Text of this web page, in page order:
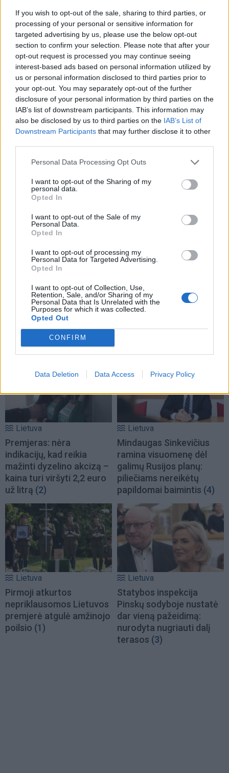
If you wish to opt-out of the sale, sharing to third parties, or
processing of your personal or sensitive information for
targeted advertising by us, please use the below opt-out
section to confirm your selection. Please note that after your
opt-out request is processed you may continue seeing
interest-based ads based on personal information utilized by
us or personal information disclosed to third parties prior to
your opt-out. You may separately opt-out of the further
disclosure of your personal information by third parties on the
IAB’s list of downstream participants. This information may
also be disclosed by us to third parties on the IAB’s List of
Downstream Participants that may further disclose it to other
Personal Data Processing Opt Outs
I want to opt-out of the Sharing of my
personal data.
Opted In
I want to opt-out of the Sale of my
Personal Data.
Opted In
I want to opt-out of processing my
Personal Data for Targeted Advertising.
Opted In
I want to opt-out of Collection, Use,
Retention, Sale, and/or Sharing of my
Personal Data that Is Unrelated with the
Purposes for which it was collected.
Opted Out
CONFIRM
Data Deletion Data Access Privacy Policy
TAIP PAT SKAITYKITE
Čmilytė-Nielsen
neatmeta idėjos
kandidatuoti į
prezidentus (16)
Ugniagesiai dėl audros
nuverstų medžių į
iškvietimus vyko beveik
Lietuva
Ugniagesiai: dėl audros
nuverstų medžių į
iškvietimus vykome 49
Lietuva
Varėnos rajoną ir vėl
medžiai užtvėrė kelius
Lietuva
Premjeras: nėra
indikacijų, kad reikia
mažinti dyzelino akcizą –
kaina turi viršyti 2,2 euro
už litrą (2)
Lietuva
Mindaugas Sinkevičius
ramina visuomenę dėl
galimų Rusijos planų:
piliečiams nereikėtų
papildomai baimintis (4)
Lietuva
Pirmoji atkurtos
nepriklausomos Lietuvos
premjerė atgulė amžinojo
poilsio (1)
Lietuva
Statybos inspekcija
Pinskų sodyboje nustatė
dar vieną pažeidimą:
nurodyta nugriauti dalį
terasos (3)